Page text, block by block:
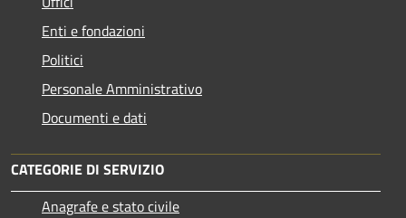
Enti e fondazioni
Politici
Personale Amministrativo
Documenti e dati
CATEGORIE DI SERVIZIO
Anagrafe e stato civile